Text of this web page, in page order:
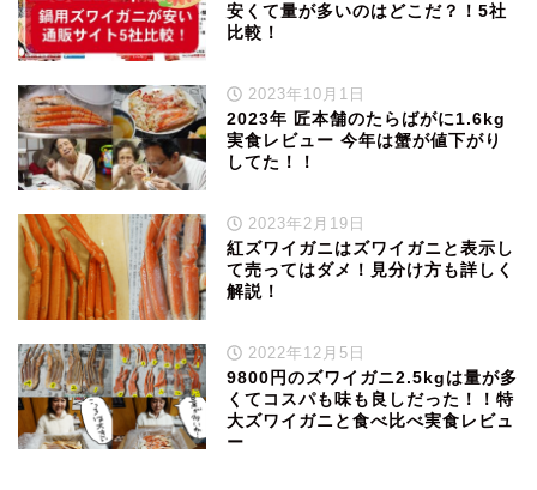
安くて量が多いのはどこだ？！5社
比較！
2023年10月1日
2023年 匠本舗のたらばがに1.6kg
実食レビュー 今年は蟹が値下がり
してた！！
2023年2月19日
紅ズワイガニはズワイガニと表示し
て売ってはダメ！見分け方も詳しく
解説！
2022年12月5日
9800円のズワイガニ2.5kgは量が多
くてコスパも味も良しだった！！特
大ズワイガニと食べ比べ実食レビュ
ー